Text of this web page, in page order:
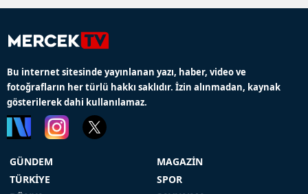
Bu internet sitesinde yayınlanan yazı, haber, video ve
fotoğrafların her türlü hakkı saklıdır. İzin alınmadan, kaynak
gösterilerek dahi kullanılamaz.
GÜNDEM
TÜRKİYE
MAGAZİN
SPOR